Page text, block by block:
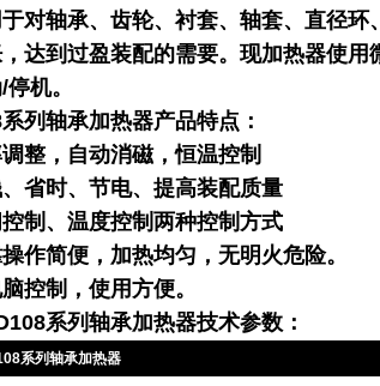
对轴承、齿轮、衬套、轴套、直径
达到过盈装配的需要。现加热器使用
机。
系列轴承加热器产品特点：
整，自动消磁，恒温控制
省时、节电、提高装配质量
制、温度控制两种控制方式
作简便，加热均匀，无明火危险。
控制，使用方便。
系列轴承加热器技术参数：
系列轴承加热器